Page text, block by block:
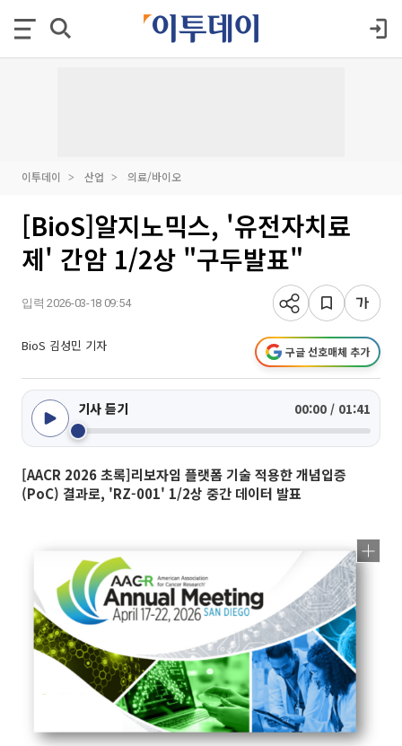
이투데이 산업 의료/바이오
[BioS]알지노믹스, '유전자치료
제' 간암 1/2상 "구두발표"
입력 2026-03-18 09:54
BioS 김성민 기자 구글 선호매체 추가
기사 듣기 00:00 / 01:41
[AACR 2026 초록]리보자임 플랫폼 기술 적용한 개념입증
(PoC) 결과로, 'RZ-001' 1/2상 중간 데이터 발표